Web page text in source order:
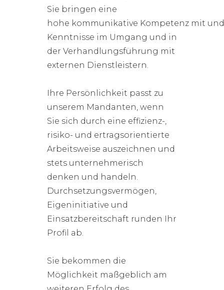
Sie bringen eine
hohe kommunikative Kompetenz mit
Kenntnisse im Umgang und in
der Verhandlungsführung mit
externen Dienstleistern.
Ihre Persönlichkeit passt zu
unserem Mandanten, wenn
Sie sich durch eine effizienz-,
risiko- und ertragsorientierte
Arbeitsweise auszeichnen und
stets unternehmerisch
denken und handeln.
Durchsetzungsvermögen,
Eigeninitiative und
Einsatzbereitschaft runden Ihr
Profil ab.
Sie bekommen die
Möglichkeit maßgeblich am